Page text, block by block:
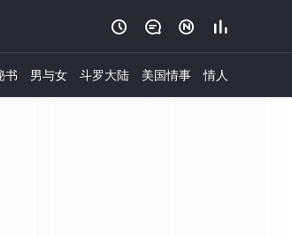
   
书 男与女 斗罗大陆 美国情事 情人